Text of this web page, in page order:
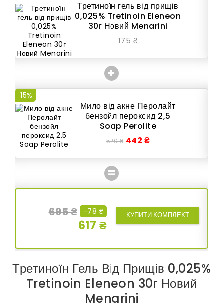
Третиноїн гель від прищів
0,025% Tretinoin Eleneon
30г Новий Menarini
175 ₴
+
15%
Мило від акне Перолайт
бензойл пероксид 2,5
Soap Perolite
520 ₴ 442 ₴
=
695 ₴ -78 ₴
617 ₴
КУПИТИ КОМПЛЕКТ
Третиноїн Гель Від Прищів 0,025%
Tretinoin Eleneon 30г Новий
Menarini